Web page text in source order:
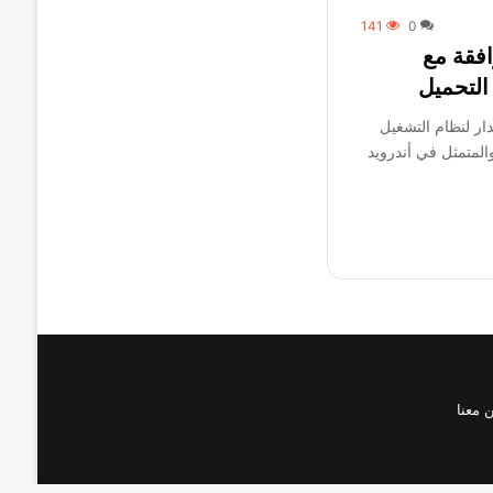
0
141
مع
لنظام التشغيل
في أندرويد
معنا